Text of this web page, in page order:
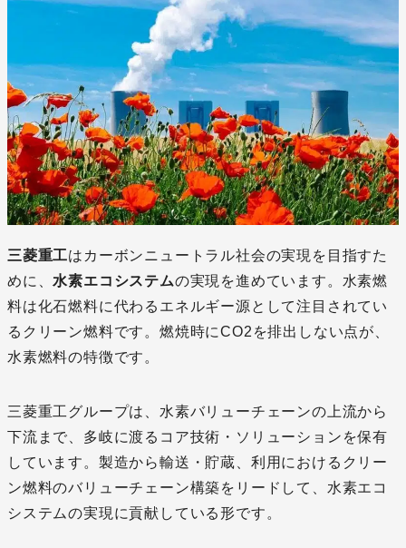
三菱重工はカーボンニュートラル社会の実現を目指すた
めに、 水素エコシステムの実現を進めています。水素燃
料は化石燃料に代わるエネルギー源として注目されてい
るクリーン燃料です。燃焼時にCO2を排出しない点が、
水素燃料の特徴です。
三菱重工グループは、水素バリューチェーンの上流から
下流まで、多岐に渡るコア技術・ソリューションを保有
しています。製造から輸送・貯蔵、利用におけるクリー
ン燃料のバリューチェーン構築をリードして、水素エコ
システムの実現に貢献している形です。